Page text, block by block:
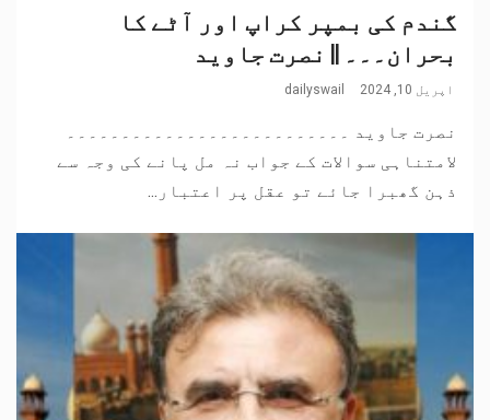
گندم کی بمپر کراپ اور آٹے کا
بحران۔۔۔ || نصرت جاوید
اپریل 10, 2024 dailyswail
نصرت جاوید ۔۔۔۔۔۔۔۔۔۔۔۔۔۔۔۔۔۔۔۔۔۔۔۔۔۔
لامتناہی سوالات کے جواب نہ مل پانے کی وجہ سے
ذہن گھبرا جائے تو عقل پر اعتبار...